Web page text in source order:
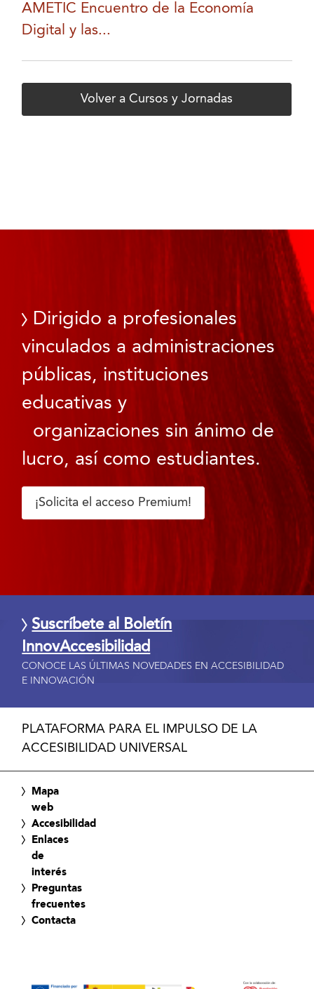
AMETIC Encuentro de la Economía
Digital y las...
Volver a Cursos y Jornadas
Dirigido a profesionales
vinculados a administraciones
públicas, instituciones
educativas y
organizaciones sin ánimo de
lucro, así como estudiantes.
¡Solicita el acceso Premium!
Suscríbete al Boletín
InnovAccesibilidad
CONOCE LAS ÚLTIMAS NOVEDADES EN ACCESIBILIDAD
E INNOVACIÓN
PLATAFORMA PARA EL IMPULSO DE LA
ACCESIBILIDAD UNIVERSAL
Mapa
web
Accesibilidad
Enlaces
de
interés
Preguntas
frecuentes
Contacta